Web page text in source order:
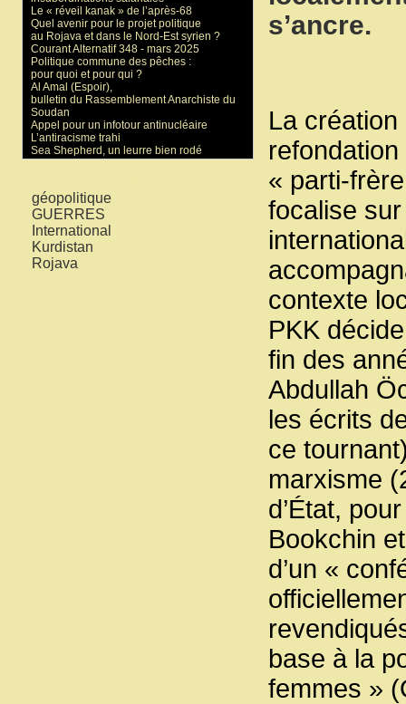
s’ancre.
La
« parti-
focalise
contexte
PKK
fin des
Abdullah
les écrits
ce
marxisme
d’État,
Bookchin
d’un «
base à la
femmes »
Le « réveil kanak » de l’après-68
Quel avenir pour le projet politique
au Rojava et dans le Nord-Est syrien ?
Courant Alternatif 348 - mars 2025
Politique commune des pêches :
pour quoi et pour qui ?
Al Amal (Espoir),
bulletin du Rassemblement Anarchiste du
Soudan
Appel pour un infotour antinucléaire
L’antiracisme trahi
Sea Shepherd, un leurre bien rodé
géopolitique
GUERRES
International
Kurdistan
Rojava